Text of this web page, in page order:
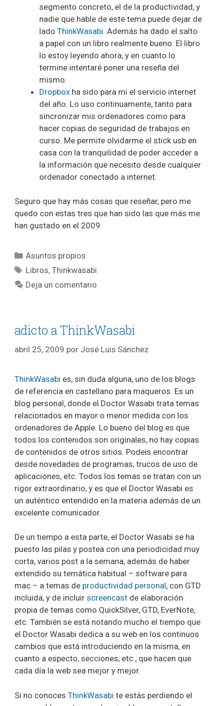
segmento concreto, el de la productividad, y
nadie que hable de este tema puede dejar de
lado ThinkWasabi. Además ha dado el salto
a papel con un libro realmente bueno. El libro
lo estoy leyendo ahora, y en cuanto lo
termine intentaré poner una reseña del
mismo.
Dropbox ha sido para mi el servicio internet
del año. Lo uso continuamente, tanto para
sincronizar mis ordenadores como para
hacer copias de seguridad de trabajos en
curso. Me permite olvidarme el stick usb en
casa con la tranquilidad de poder acceder a
la información que necesito desde cualquier
ordenador conectado a internet.
Seguro que hay más cosas que reseñar, pero me
quedo con estas tres que han sido las que más me
han gustado en el 2009.
Categorías
Asuntos propios
Etiquetas
Libros,Thinkwasabi
Deja un comentario
adicto a ThinkWasabi
abril 25, 2009 por José Luis Sánchez
ThinkWasabi es, sin duda alguna, uno de los blogs
de referencia en castellano para maqueros. Es un
blog personal, donde el Doctor Wasabi trata temas
relacionados en mayor o menor medida con los
ordenadores de Apple. Lo bueno del blog es que
todos los contenidos son originales, no hay copias
de contenidos de otros sitios. Podeis encontrar
desde novedades de programas, trucos de uso de
aplicaciones, etc. Todos los temas se tratan con un
rigor extraordinario, y es que el Doctor Wasabi es
un auténtico entendido en la materia además de un
excelente comunicador.
De un tiempo a esta parte, el Doctor Wasabi se ha
puesto las pilas y postea con una periodicidad muy
corta, varios post a la semana, además de haber
extendido su temática habitual – software para
mac – a temas de productividad personal, con GTD
incluida, y de incluir screencast de elaboración
propia de temas como QuickSilver, GTD, EverNote,
etc. También se está notando mucho el tiempo que
el Doctor Wasabi dedica a su web en los continuos
cambios que está introduciendo en la misma, en
cuanto a especto, secciones, etc., que hacen que
cada día la web sea mejor y mejor.
Si no conoces ThinkWasabi te estás perdiendo el